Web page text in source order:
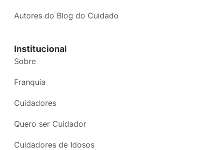
Autores do Blog do Cuidado
Institucional
Sobre
Franquia
Cuidadores
Quero ser Cuidador
Cuidadores de Idosos